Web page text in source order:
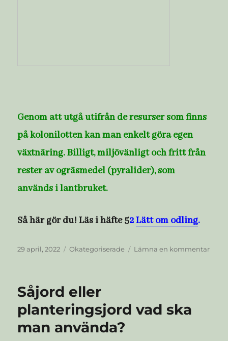
Genom att utgå utifrån de resurser som finns
på kolonilotten kan man enkelt göraegen
växtnäring. Billigt, miljövänligt och fritt från
rester av ogräsmedel (pyralider),som
används i lantbruket.
Så här gör du! Läs i häfte 52Lätt om odling.
Publicerat
29 april, 2022 Kategorier
Okategoriserade Lämna en kommentartill
Såjord eller
planteringsjord vad ska
man använda?